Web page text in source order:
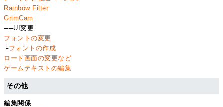
Rainbow Filter
GrimCam
──UI変更
フォントの変更
└フォントの作成
ロード画面の変更など
ゲームテキストの編集
その他
編集関係